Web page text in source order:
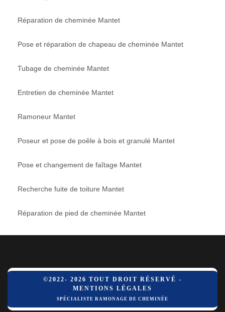
Réparation de cheminée Mantet
Pose et réparation de chapeau de cheminée Mantet
Tubage de cheminée Mantet
Entretien de cheminée Mantet
Ramoneur Mantet
Poseur et pose de poêle à bois et granulé Mantet
Pose et changement de faîtage Mantet
Recherche fuite de toiture Mantet
Réparation de pied de cheminée Mantet
©2022- 2026 TOUT DROIT RÉSERVÉ -
MENTIONS LÉGALES
SPÉCIALISTE RAMONAGE DE CHEMINÉE